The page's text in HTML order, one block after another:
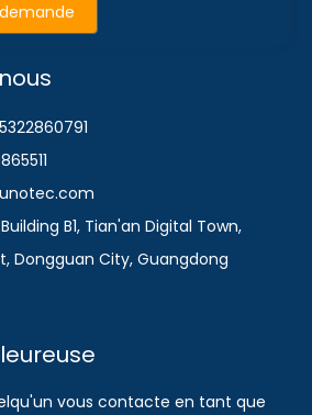
B1, Tian'an Digital Town,
Dongguan City, Guangdong
vous contacte en tant que